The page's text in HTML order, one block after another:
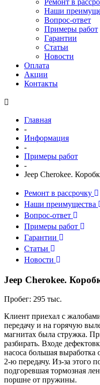
Ремонт в
Наши
Вопрос-ответ
Примеры работ
Гарантии
Статьи
Новости
Оплата
Акции
Контакты
Главная
-
Информация
-
Примеры работ
-
Jeep Cherokee.
Ремонт в рассрочку
Наши преимущества
Вопрос-ответ
Примеры работ
Гарантии
Статьи
Новости
Jeep Cherokee.
Пробег: 295 тыс.
Клиент приехал с
передачу и на горячую
магнитах была стружка.
разбирать. Входе
насоса большая выработка
2-ю передачу. Из-за этого
подгоревшая тормозная
поршне от пружины.